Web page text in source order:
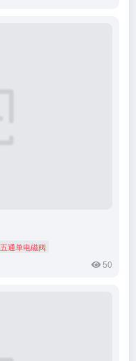
通单电磁阀
50